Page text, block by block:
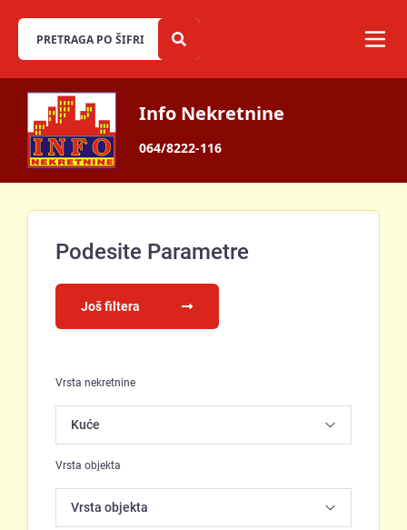
Info Nekretnine
064/8222-116
Podesite Parametre
Još filtera
Vrsta nekretnine
Vrsta objekta